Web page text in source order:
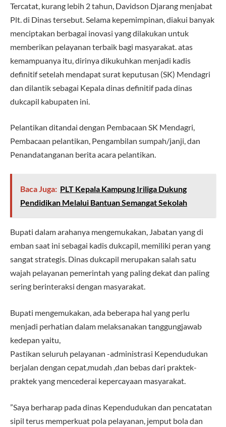
Tercatat, kurang lebih 2 tahun, Davidson Djarang menjabat
Plt. di Dinas tersebut. Selama kepemimpinan, diakui banyak
menciptakan berbagai inovasi yang dilakukan untuk
memberikan pelayanan terbaik bagi masyarakat. atas
kemampuanya itu, dirinya dikukuhkan menjadi kadis
definitif setelah mendapat surat keputusan (SK) Mendagri
dan dilantik sebagai Kepala dinas definitif pada dinas
dukcapil kabupaten ini.
Pelantikan ditandai dengan Pembacaan SK Mendagri,
Pembacaan pelantikan, Pengambilan sumpah/janji, dan
Penandatanganan berita acara pelantikan.
Baca Juga: PLT Kepala Kampung Iriliga Dukung
Pendidikan Melalui Bantuan Semangat Sekolah
Bupati dalam arahanya mengemukakan, Jabatan yang di
emban saat ini sebagai kadis dukcapil, memiliki peran yang
sangat strategis. Dinas dukcapil merupakan salah satu
wajah pelayanan pemerintah yang paling dekat dan paling
sering berinteraksi dengan masyarakat.
Bupati mengemukakan, ada beberapa hal yang perlu
menjadi perhatian dalam melaksanakan tanggungjawab
kedepan yaitu,
Pastikan seluruh pelayanan -administrasi Kependudukan
berjalan dengan cepat,mudah ,dan bebas dari praktek-
praktek yang mencederai kepercayaan masyarakat.
”Saya berharap pada dinas Kependudukan dan pencatatan
sipil terus memperkuat pola pelayanan, jemput bola dan